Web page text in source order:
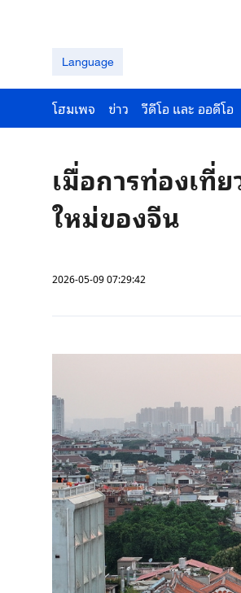
Language
โฮมเพจ ข่าว วีดีโอ และ ออดีโอ
เมื่อการท่องเที่
ใหม่ของจีน
2026-05-09 07:29:42